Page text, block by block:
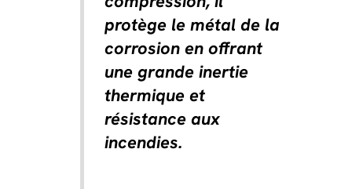
protège le métal de la
corrosion en offrant
une grande inertie
thermique et
résistance aux
incendies.